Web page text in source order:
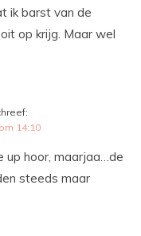
ik barst van de
op krijg. Maar wel
14:10
up hoor, maarjaa…de
steeds maar